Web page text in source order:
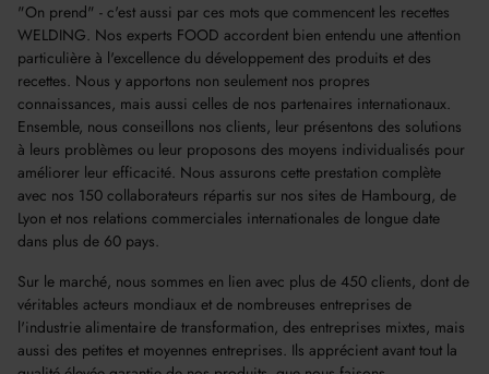
"On prend" - c'est aussi par ces mots que commencent les recettes
WELDING. Nos experts FOOD accordent bien entendu une attention
particulière à l'excellence du développement des produits et des
recettes. Nous y apportons non seulement nos propres
connaissances, mais aussi celles de nos partenaires internationaux.
Ensemble, nous conseillons nos clients, leur présentons des solutions
à leurs problèmes ou leur proposons des moyens individualisés pour
améliorer leur efficacité. Nous assurons cette prestation complète
avec nos 150 collaborateurs répartis sur nos sites de Hambourg, de
Lyon et nos relations commerciales internationales de longue date
dans plus de 60 pays.
Sur le marché, nous sommes en lien avec plus de 450 clients, dont de
véritables acteurs mondiaux et de nombreuses entreprises de
l'industrie alimentaire de transformation, des entreprises mixtes, mais
aussi des petites et moyennes entreprises. Ils apprécient avant tout la